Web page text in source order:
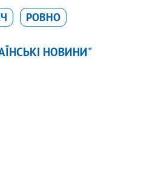
РОВНО
НОВИНИ"